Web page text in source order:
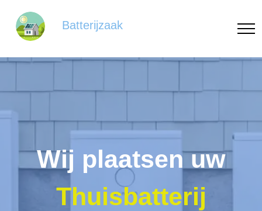
Batterijzaak
Wij plaatsen uw
Thuisbatterij